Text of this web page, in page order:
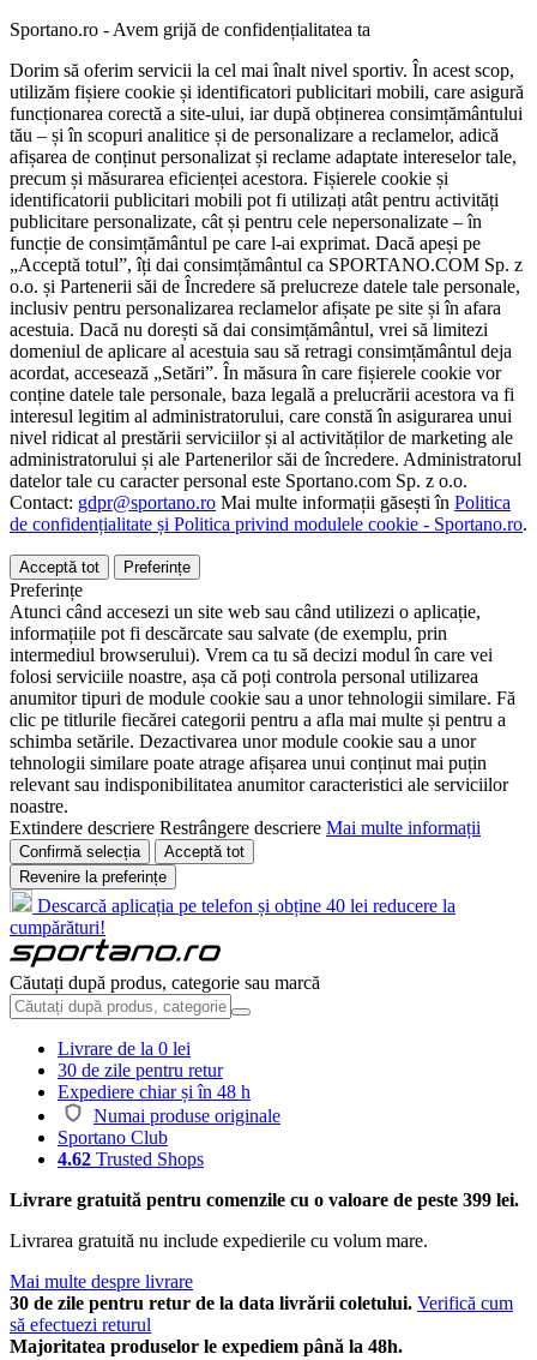
Sportano.ro - Avem grijă de confidențialitatea ta
Dorim să oferim servicii la cel mai înalt nivel sportiv. În acest scop,
utilizăm fișiere cookie și identificatori publicitari mobili, care asigură
funcționarea corectă a site-ului, iar după obținerea consimțământului
tău – și în scopuri analitice și de personalizare a reclamelor, adică
afișarea de conținut personalizat și reclame adaptate intereselor tale,
precum și măsurarea eficienței acestora. Fișierele cookie și
identificatorii publicitari mobili pot fi utilizați atât pentru activități
publicitare personalizate, cât și pentru cele nepersonalizate – în
funcție de consimțământul pe care l-ai exprimat. Dacă apeși pe
„Acceptă totul”, îți dai consimțământul ca SPORTANO.COM Sp. z
o.o. și Partenerii săi de Încredere să prelucreze datele tale personale,
inclusiv pentru personalizarea reclamelor afișate pe site și în afara
acestuia. Dacă nu dorești să dai consimțământul, vrei să limitezi
domeniul de aplicare al acestuia sau să retragi consimțământul deja
acordat, accesează „Setări”. În măsura în care fișierele cookie vor
conține datele tale personale, baza legală a prelucrării acestora va fi
interesul legitim al administratorului, care constă în asigurarea unui
nivel ridicat al prestării serviciilor și al activităților de marketing ale
administratorului și ale Partenerilor săi de încredere. Administratorul
datelor tale cu caracter personal este Sportano.com Sp. z o.o.
Contact: gdpr@sportano.ro Mai multe informații găsești în Politica
de confidențialitate și Politica privind modulele cookie - Sportano.ro.
Acceptă tot Preferințe
Preferințe
Atunci când accesezi un site web sau când utilizezi o aplicație,
informațiile pot fi descărcate sau salvate (de exemplu, prin
intermediul browserului). Vrem ca tu să decizi modul în care vei
folosi serviciile noastre, așa că poți controla personal utilizarea
anumitor tipuri de module cookie sau a unor tehnologii similare. Fă
clic pe titlurile fiecărei categorii pentru a afla mai multe și pentru a
schimba setările. Dezactivarea unor module cookie sau a unor
tehnologii similare poate atrage afișarea unui conținut mai puțin
relevant sau indisponibilitatea anumitor caracteristici ale serviciilor
noastre.
Extindere descriere Restrângere descriere Mai multe informații
Confirmă selecția
Acceptă tot
Revenire la preferințe
Descarcă aplicația pe telefon și obține 40 lei reducere la
cumpărături!
Căutați după produs, categorie sau marcă
Livrare de la 0 lei
30 de zile pentru retur
Expediere chiar și în 48 h
Numai produse originale
Sportano Club
4.62 Trusted Shops
Livrare gratuită pentru comenzile cu o valoare de peste 399 lei.
Livrarea gratuită nu include expedierile cu volum mare.
Mai multe despre livrare
30 de zile pentru retur de la data livrării coletului. Verifică cum
să efectuezi returul
Majoritatea produselor le expediem până la 48h.